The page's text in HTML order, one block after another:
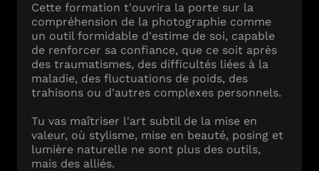
Cette formation t'ouvrira la porte sur la
compréhension de la photographie comme
un outil formidable d'estime de soi, capable
de renforcer sa confiance, que ce soit après
des traumatismes, des difficultés liées à la
maladie, des fluctuations de poids, des
trahisons ou d'autres complexes personnels.
Tu vas maîtriser l'art subtil de la mise en
valeur, où stylisme, mise en beauté, posing et
lumière naturelle ne sont plus des outils,
mais des alliés.